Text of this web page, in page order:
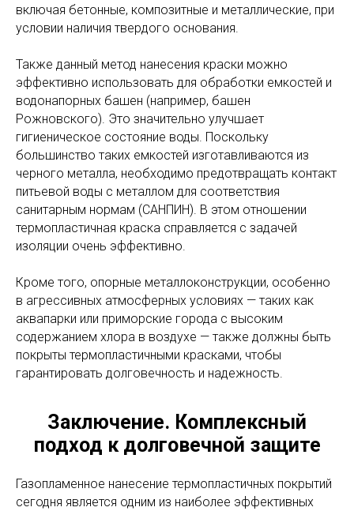
включая бетонные, композитные и металлические, при
условии наличия твердого основания.
Также данный метод нанесения краски можно
эффективно использовать для обработки емкостей и
водонапорных башен (например, башен
Рожновского). Это значительно улучшает
гигиеническое состояние воды. Поскольку
большинство таких емкостей изготавливаются из
черного металла, необходимо предотвращать контакт
питьевой воды с металлом для соответствия
санитарным нормам (САНПИН). В этом отношении
термопластичная краска справляется с задачей
изоляции очень эффективно.
Кроме того, опорные металлоконструкции, особенно
в агрессивных атмосферных условиях — таких как
аквапарки или приморские города с высоким
содержанием хлора в воздухе — также должны быть
покрыты термопластичными красками, чтобы
гарантировать долговечность и надежность.
Заключение. Комплексный
подход к долговечной защите
Газопламенное нанесение термопластичных покрытий
сегодня является одним из наиболее эффективных